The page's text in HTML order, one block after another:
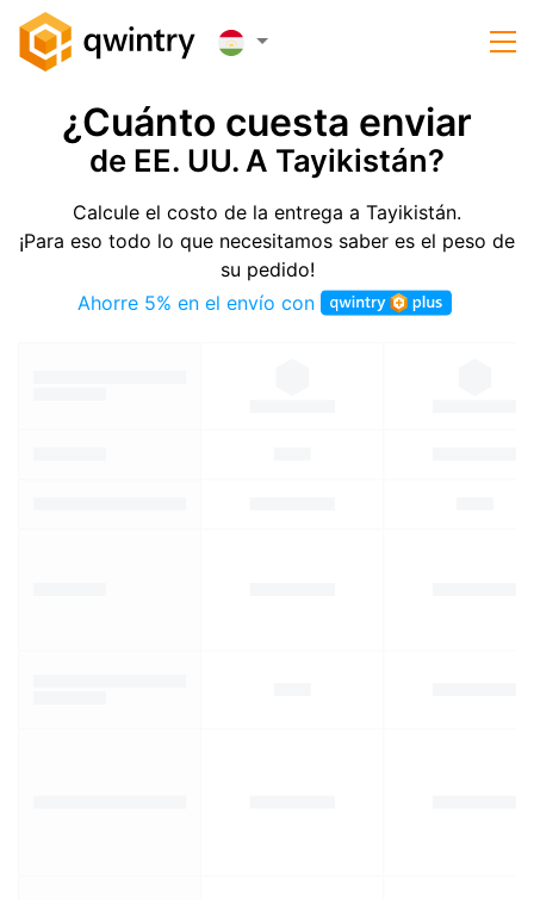
¿Cuánto cuesta enviar
de EE. UU. A Tayikistán?
Calcule el costo de la entrega a Tayikistán.
¡Para eso todo lo que necesitamos saber es el peso de
su pedido!
Ahorre 5% en el envío con